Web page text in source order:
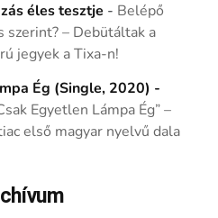
éles tesztje - Belépő
szerint? – Debütáltak a
jegyek a Tixa-n!
Ég (Single, 2020) -
Egyetlen Lámpa Ég” –
első magyar nyelvű dala